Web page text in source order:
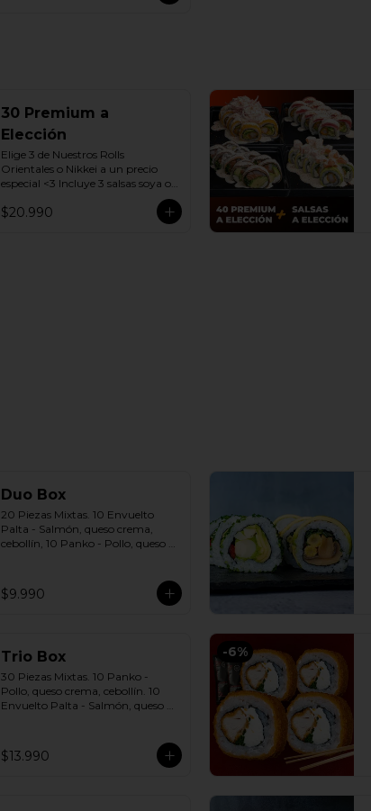
30 Premium a
Elección
Elige 3 de Nuestros Rolls
Orientales o Nikkei a un precio
especial <3 Incluye 3 salsas soya o
(Promoción no incluye - Roll
$20.990
Duo Box
20 Piezas Mixtas. 10 Envuelto
Palta - Salmón, queso crema,
cebollín, 10 Panko - Pollo, queso
palitos
$9.990
Trio Box
30 Piezas Mixtas. 10 Panko -
Pollo, queso crema, cebollín. 10
Envuelto Palta - Salmón, queso
3 Salsas a elección soya o agridulce
Bless + 2 palitos
$13.990
-6%